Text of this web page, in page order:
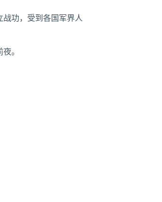
功，受到各国军界人
。